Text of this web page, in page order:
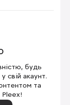
будь
свій акаунт.
та
Pleex!